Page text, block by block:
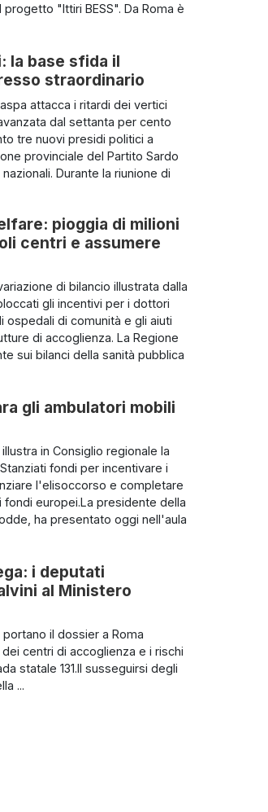
"Ittiri BESS". Da Roma è
la base sfida il
straordinario
attacca i ritardi dei vertici
dal settanta per cento
tre nuovi presidi politici a
provinciale del Partito Sardo
Durante la riunione di
pioggia di milioni
centri e assumere
di bilancio illustrata dalla
gli incentivi per i dottori
ospedali di comunità e gli aiuti
di accoglienza. La Regione
sui bilanci della sanità pubblica
gli ambulatori mobili
in Consiglio regionale la
fondi per incentivare i
l'elisoccorso e completare
europei.La presidente della
ha presentato oggi nell'aula
i deputati
al Ministero
il dossier a Roma
centri di accoglienza e i rischi
statale 131.Il susseguirsi degli
...